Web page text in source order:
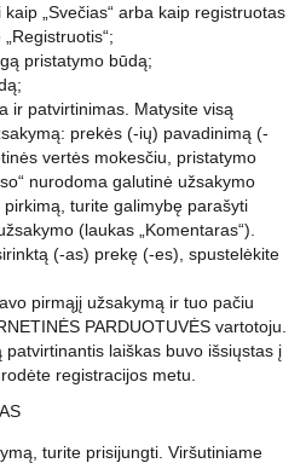
„Svečias“ arba kaip registruotas
pristatymo būdą;
ir patvirtinimas. Matysite visą
prekės (-ių) pavadinimą (-
vertės mokesčiu, pristatymo
nurodoma galutinė užsakymo
turite galimybę parašyti
(laukas „Komentaras“).
(-as) prekę (-es), spustelėkite
pirmąjį užsakymą ir tuo pačiu
PARDUOTUVĖS vartotoju.
patvirtinantis laiškas buvo išsiųstas į
registracijos metu.
turite prisijungti. Viršutiniame